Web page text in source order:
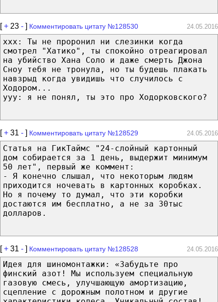
[+ 23 - ] Комментировать цитату №128530 24.05.2016
ххх: Ты не проронил ни слезинки когда
смотрел "Хатико", ты спокойно отреагировал
на убийство Хана Соло и даже смерть Джона
Сноу тебя не тронула, но ты будешь плакать
навзрыд когда увидишь что случилось с
Ходором...
ууу: я не понял, ты это про Ходорковского?
[+ 31 - ] Комментировать цитату №128529 24.05.2016
Статья на ГикТаймс "24-слойный картонный
дом собирается за 1 день, выдержит минимум
50 лет", первый же коммент:
- Я конечно слышал, что некоторым людям
приходится ночевать в картонных коробках.
Но я почему то думал, что эти коробки
достаются им бесплатно, а не за 30тыс
долларов.
[+ 31 - ] Комментировать цитату №128528 24.05.2016
Идея для шиномонтажки: «Забудьте про
финский азот! Мы используем специальную
газовую смесь, улучшающую амортизацию,
сцепление с дорожным полотном и другие